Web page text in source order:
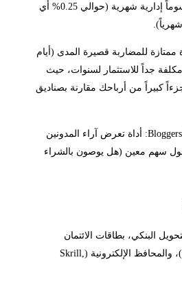
ستدفع رسوماً إدارية شهرية (حوالي 0.25% أي
ممتازة للمضاربة قصيرة المدى (أيام
مكلفة جداً للاستثمار لسنوات، حيث
كبيراً من أرباحك مقارنة بصناديق
Bloggers Opinions: أداة تعرض آراء المدونين
حول سهم معين (هل يوصون بالشراء
البنكي، بطاقات الائتمان
(Visa/Mastercard)، والمحافظ الإلكترونية (Skrill,